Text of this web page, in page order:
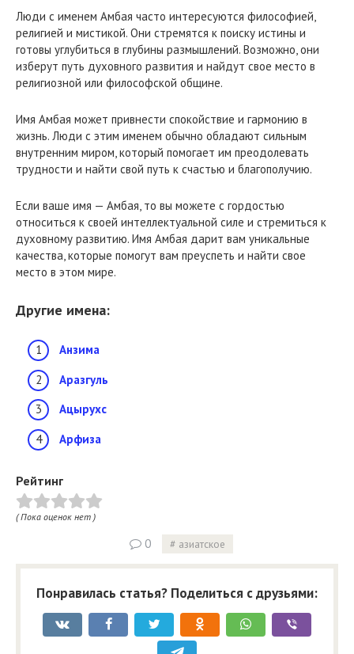
Люди с именем Амбая часто интересуются философией,
религией и мистикой. Они стремятся к поиску истины и
готовы углубиться в глубины размышлений. Возможно, они
изберут путь духовного развития и найдут свое место в
религиозной или философской общине.
Имя Амбая может привнести спокойствие и гармонию в
жизнь. Люди с этим именем обычно обладают сильным
внутренним миром, который помогает им преодолевать
трудности и найти свой путь к счастью и благополучию.
Если ваше имя — Амбая, то вы можете с гордостью
относиться к своей интеллектуальной силе и стремиться к
духовному развитию. Имя Амбая дарит вам уникальные
качества, которые помогут вам преуспеть и найти свое
место в этом мире.
Другие имена:
Анзима
Аразгуль
Ацырухс
Арфиза
Рейтинг
( Пока оценок нет )
0 азиатское
Понравилась статья? Поделиться с друзьями: